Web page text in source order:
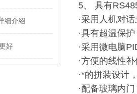
细介绍
好
5、 具有
·采用人机对
·具有超温保
·采用微电脑
·方便的线性
·*的拼装设计
·配备玻璃内